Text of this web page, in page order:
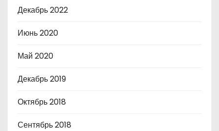
Декабрь 2022
Июнь 2020
Май 2020
Декабрь 2019
Октябрь 2018
Сентябрь 2018